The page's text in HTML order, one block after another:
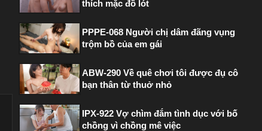
thích mặc đồ lót
PPPE-068 Người chị dâm đãng vụng
trộm bồ của em gái
ABW-290 Về quê chơi tôi được đụ cô
bạn thân từ thuở nhỏ
IPX-922 Vợ chìm đắm tình dục với bố
chồng vì chồng mê việc